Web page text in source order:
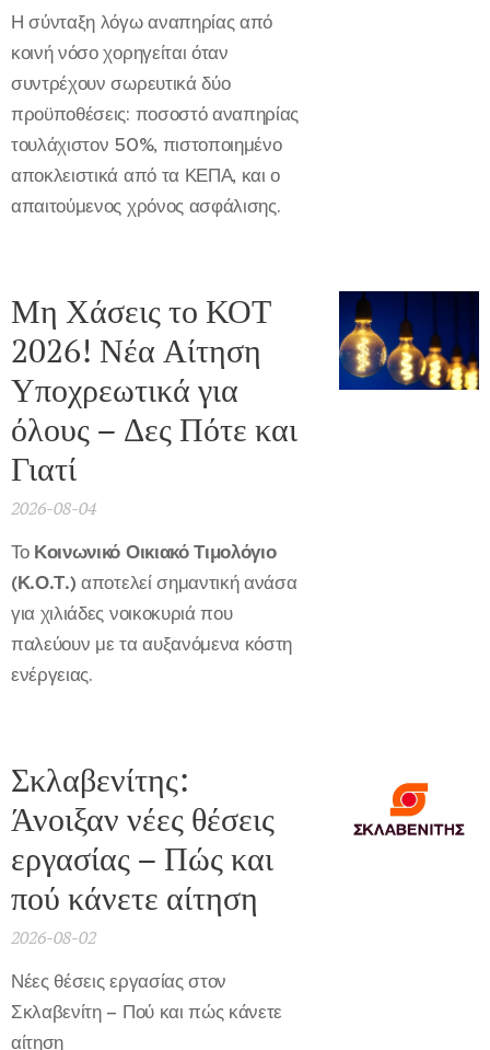
Η σύνταξη λόγω αναπηρίας από
κοινή νόσο χορηγείται όταν
συντρέχουν σωρευτικά δύο
προϋποθέσεις: ποσοστό αναπηρίας
τουλάχιστον 50%, πιστοποιημένο
αποκλειστικά από τα ΚΕΠΑ, και ο
απαιτούμενος χρόνος ασφάλισης.
Μη Χάσεις το ΚΟΤ
2026! Νέα Αίτηση
Υποχρεωτικά για
όλους – Δες Πότε και
Γιατί
2026-08-04
Το Κοινωνικό Οικιακό Τιμολόγιο
(Κ.Ο.Τ.) αποτελεί σημαντική ανάσα
για χιλιάδες νοικοκυριά που
παλεύουν με τα αυξανόμενα κόστη
ενέργειας.
Σκλαβενίτης:
Άνοιξαν νέες θέσεις
εργασίας – Πώς και
πού κάνετε αίτηση
2026-08-02
Νέες θέσεις εργασίας στον
Σκλαβενίτη – Πού και πώς κάνετε
αίτηση